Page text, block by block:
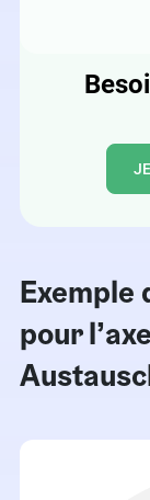
Exemple
pour